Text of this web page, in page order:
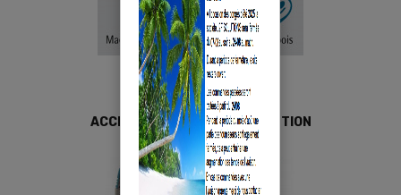
ACCESSOIRES VIRUTEX EN OPTION